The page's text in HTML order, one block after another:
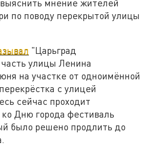
мнение жителей
по поводу перекрытой улицы
"Царьград
улицы Ленина
на участке от одноимённой
с улицей
сейчас проходит
Дню города фестиваль
было решено продлить до